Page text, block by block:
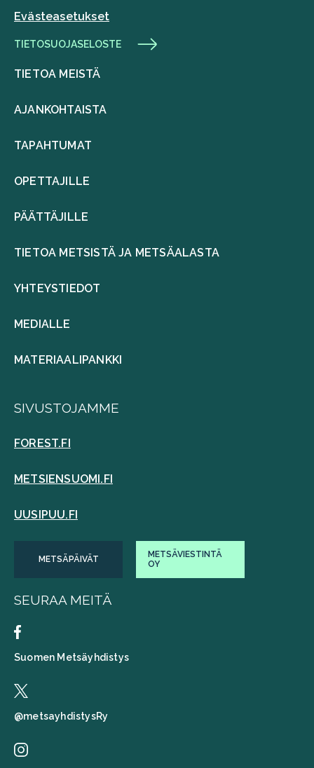
Evästeasetukset
TIETOSUOJASELOSTE
TIETOA MEISTÄ
AJANKOHTAISTA
TAPAHTUMAT
OPETTAJILLE
PÄÄTTÄJILLE
TIETOA METSISTÄ JA METSÄALASTA
YHTEYSTIEDOT
MEDIALLE
MATERIAALIPANKKI
SIVUSTOJAMME
FOREST.FI
METSIENSUOMI.FI
UUSIPUU.FI
METSÄPÄIVÄT
METSÄVIESTINTÄ
OY
SEURAA MEITÄ
Suomen Metsäyhdistys
@metsayhdistysRy